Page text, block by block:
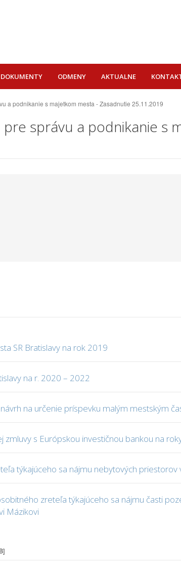
DOKUMENTY ODMENY AKTUALNE
a podnikanie s majetkom mesta - Zasadnutie 25.11.2019
správu a podnikanie s
SR Bratislavy na rok 2019
na r. 2020 – 2022
na určenie príspevku malým mestským
s Európskou investičnou bankou na
týkajúceho sa nájmu nebytových
zreteľa týkajúceho sa nájmu časti
Mázikovi